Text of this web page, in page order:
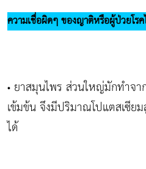
ความเชื่อผิดๆ ของญาติหรือผู้ป่วยโร
• ยาสมุนไพร ส่วนใหญ่มักทำจ
เข้มข้น จึงมีปริมาณโปแตสเซีย
ได้